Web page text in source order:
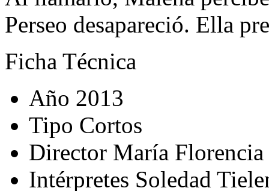
Perseo desapareció. Ella
Ficha Técnica
Año 2013
Tipo Cortos
Director María Florencia
Intérpretes Soledad